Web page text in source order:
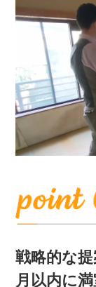
戦略的な
月以内に